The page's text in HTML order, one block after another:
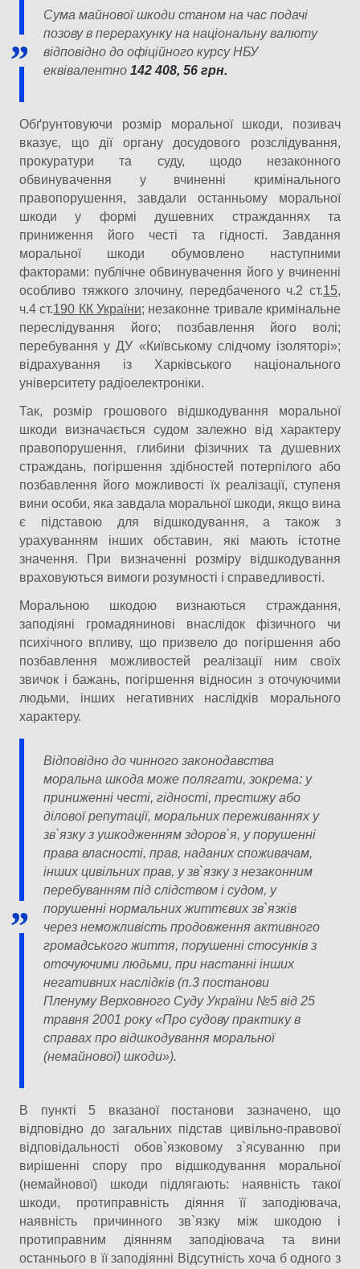
Сума майнової шкоди станом на час подачі
позову в перерахунку на національну валюту
відповідно до офіційного курсу НБУ
еквівалентно 142 408, 56 грн.
Обґрунтовуючи розмір моральної шкоди, позивач
вказує, що дії органу досудового розслідування,
прокуратури та суду, щодо незаконного
обвинувачення у вчиненні кримінального
правопорушення, завдали останньому моральної
шкоди у формі душевних стражданнях та
приниження його честі та гідності. Завдання
моральної шкоди обумовлено наступними
факторами: публічне обвинувачення його у вчиненні
особливо тяжкого злочину, передбаченого ч.2 ст.15,
ч.4 ст.190 КК України; незаконне тривале кримінальне
переслідування його; позбавлення його волі;
перебування у ДУ «Київському слідчому ізоляторі»;
відрахування із Харківського національного
університету радіоелектроніки.
Так, розмір грошового відшкодування моральної
шкоди визначається судом залежно від характеру
правопорушення, глибини фізичних та душевних
страждань, погіршення здібностей потерпілого або
позбавлення його можливості їх реалізації, ступеня
вини особи, яка завдала моральної шкоди, якщо вина
є підставою для відшкодування, а також з
урахуванням інших обставин, які мають істотне
значення. При визначенні розміру відшкодування
враховуються вимоги розумності і справедливості.
Моральною шкодою визнаються страждання,
заподіяні громадянинові внаслідок фізичного чи
психічного впливу, що призвело до погіршення або
позбавлення можливостей реалізації ним своїх
звичок і бажань, погіршення відносин з оточуючими
людьми, інших негативних наслідків морального
характеру.
Відповідно до чинного законодавства
моральна шкода може полягати, зокрема: у
приниженні честі, гідності, престижу або
ділової репутації, моральних переживаннях у
зв`язку з ушкодженням здоров`я, у порушенні
права власності, прав, наданих споживачам,
інших цивільних прав, у зв`язку з незаконним
перебуванням під слідством і судом, у
порушенні нормальних життєвих зв`язків
через неможливість продовження активного
громадського життя, порушенні стосунків з
оточуючими людьми, при настанні інших
негативних наслідків (п.3 постанови
Пленуму Верховного Суду України №5 від 25
травня 2001 року «Про судову практику в
справах про відшкодування моральної
(немайнової) шкоди»).
В пункті 5 вказаної постанови зазначено, що
відповідно до загальних підстав цивільно-правової
відповідальності обов`язковому з`ясуванню при
вирішенні спору про відшкодування моральної
(немайнової) шкоди підлягають: наявність такої
шкоди, протиправність діяння її заподіювача,
наявність причинного зв`язку між шкодою і
протиправним діянням заподіювача та вини
останнього в її заподіянні Відсутність хоча б одного з